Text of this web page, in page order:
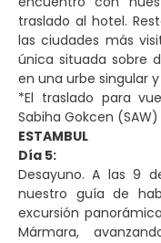
traslado al hotel.
las ciudades más
única situada sobre
en una urbe singular
*El traslado para
Sabiha Gokcen
ESTAMBUL
Día 5:
Desayuno. A las 9
nuestro guía de
excursión
Mármara,